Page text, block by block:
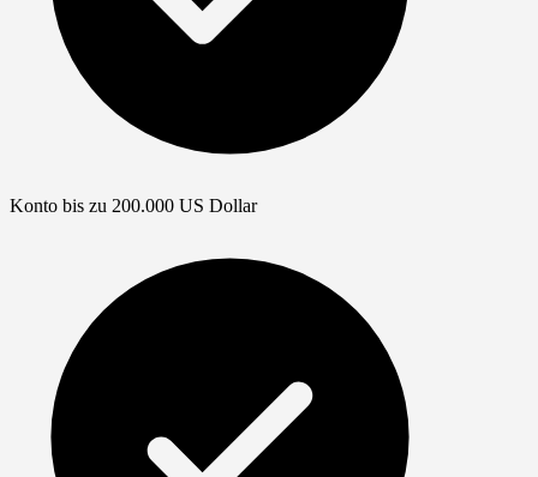
Konto bis zu 200.000 US Dollar